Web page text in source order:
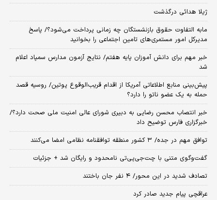
ژیلا هدائی درگذشت
مابه التفاوت حقوق بازنشستگان چه زمانی پرداخت می‌شود؟/ پاسخ
مدیرکل امور مستمری‌های تامین اجتماعی را بخوانید
خبر مهم برای دانش آموزان پایه هفتم/ نتایج آزمون مدارس سمپاد اعلام
شد
پیش‌بینی منابع اطلاعاتی آمریکا از اقدام قریب‌الوقوع پوتین/ روسیه قصد
حمله به یک عضو ناتو را دارد؟
خبر انتصاب محسن رضایی به دبیری شورای عالی امنیت ملی صحت دارد؟/
خبرگزاری فارس توضیح داد
توافق مهم در جده/ ۳ کشور منطقه توافقنامه نظامی امضا می‌کنند
گفت‌وگوی متنی با چت‌جی‌پی‌تی نامحدود و رایگان شد + جزئیات
تصادف شدید در این محور/ ۴ نفر جان باختند
عراقچی پیام جدید صادر کرد